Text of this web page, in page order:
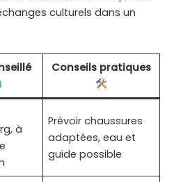
culturels dans un
Conseils pratiques
à
Prévoir chaussures
adaptées, eau et
guide possible